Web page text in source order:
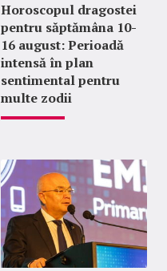
Horoscopul dragostei
pentru săptămâna 10-
16 august: Perioadă
intensă în plan
sentimental pentru
multe zodii